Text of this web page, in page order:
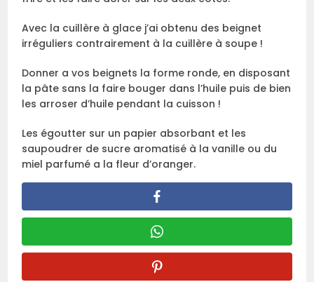
Avec la cuillère à glace j’ai obtenu des beignet
irréguliers contrairement à la cuillère à soupe !
Donner a vos beignets la forme ronde, en disposant
la pâte sans la faire bouger dans l’huile puis de bien
les arroser d’huile pendant la cuisson !
Les égoutter sur un papier absorbant et les
saupoudrer de sucre aromatisé à la vanille ou du
miel parfumé a la fleur d’oranger.